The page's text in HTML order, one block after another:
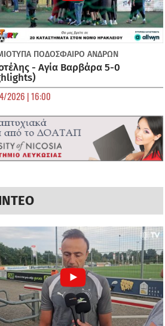
ΠΟΔΌΣΦΑΙΡΟ ΑΝΔΡΏΝ
- Αγία Βαρβάρα 5-0
2026 | 16:00